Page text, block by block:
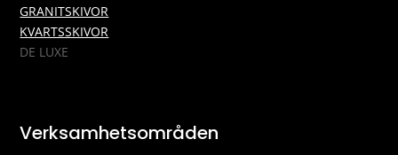
GRANITSKIVOR
KVARTSSKIVOR
DE LUXE
Verksamhetsområden